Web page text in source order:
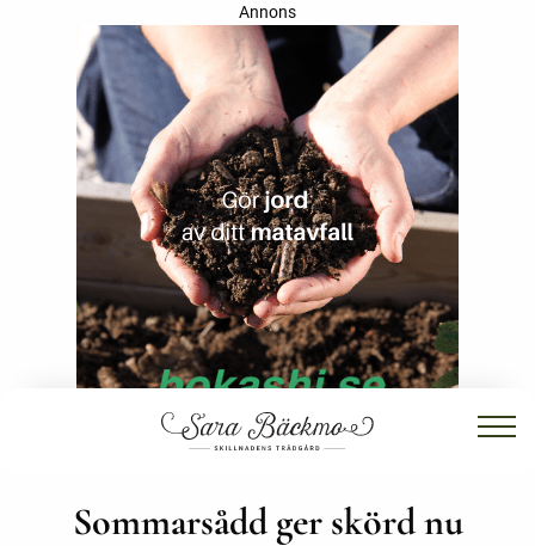
Annons
Sommarsådd ger skörd nu